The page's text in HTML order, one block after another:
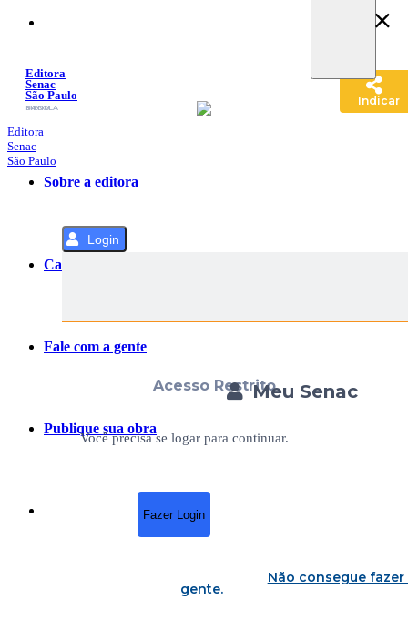
Conteúdo
Editora
Senac
São Paulo
SACOLA
MENU
Editora
Senac
São Paulo
Sobre a editora
Categorias
Fale com a gente
Publique sua obra
Login
Meu Senac
Acesso Restrito
Você precisa se logar para continuar.
Fazer Login
Não consegue
gente.
Indicar